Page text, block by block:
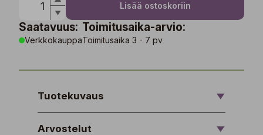
Lisää ostoskoriin
Saatavuus:
Verkkokauppa
Toimitusaika-arvio:
Toimitusaika 3 - 7 pv
Tuotekuvaus
Arvostelut